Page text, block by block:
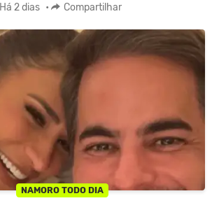
Há 2 dias • Compartilhar
NAMORO TODO DIA